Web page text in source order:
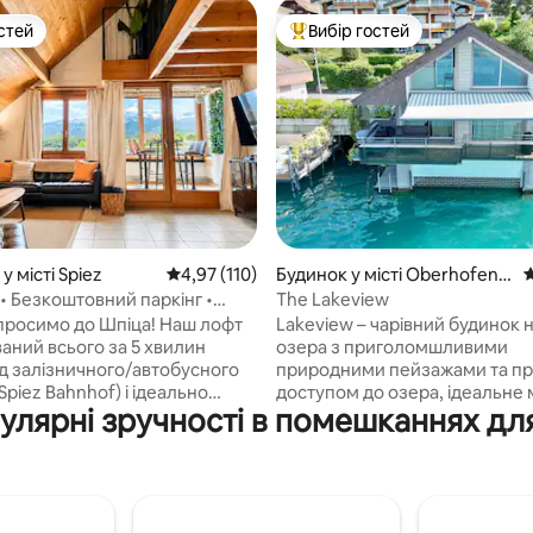
відгуки: 451
місті Spiez Середня оцінка: 4,97 з 5, відгуки: 110
4,97 (110)
Безкоштовний паркінг •
та Альпи • PS5
до Шпіца! Наш лофт
всього за 5 хвилин
залізничного/автобусного
Bahnhof) і ідеально
для дослідження
Незалежно від
Топ вибір гостей
Вибір гостей
Будинок у місті Oberhofen a
m Thunersee
The Lakeview
Lakeview – чарівний будинок
озера з приголомшливими
природними пейзажами та
доступом до озера, ідеальне
активного відпочинку на
Будинок з високоякісними
пропонує багато вражень для
зручності в помешканнях